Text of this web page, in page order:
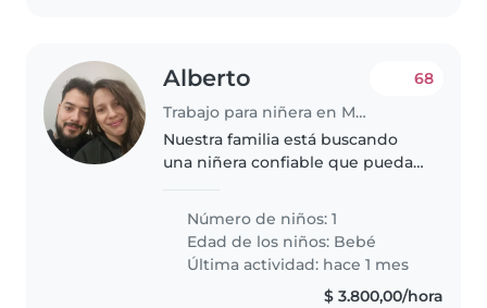
Alberto
Trabajo para niñera en Mendoza
68
Nuestra familia está buscando
una niñera confiable que pueda
Buscamos a alguien con
experiencia en el cuidado de
niños pequeños, que sea
amigable y paciente...
Número de niños: 1
Edad de los niños: Bebé
Última actividad: hace 1 mes
$ 3.800,00/hora